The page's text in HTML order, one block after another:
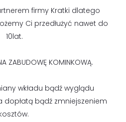
firmy Kratki dlatego
Ci przedłużyć nawet do
10lat.
ZABUDOWĘ KOMINKOWĄ.
wkładu bądź wyglądu
bądź zmniejszeniem